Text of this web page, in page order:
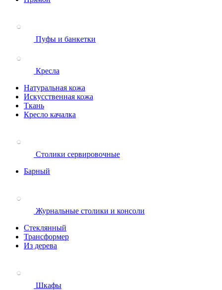
Пуфы и банкетки
Кресла
Натуральная кожа
Искусственная кожа
Ткань
Кресло качалка
Столики сервировочные
Барный
Журнальные столики и консоли
Стеклянный
Трансформер
Из дерева
Шкафы